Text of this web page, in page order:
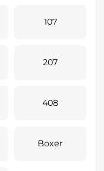
107
207
408
Boxer